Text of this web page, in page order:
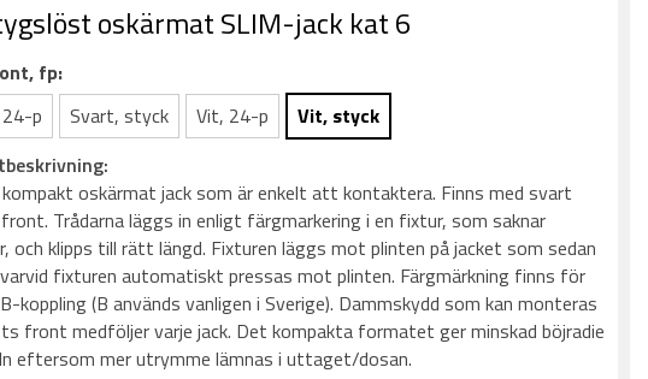
oskärmat SLIM-jack kat 6
fp:
p
Svart, styck Vit, 24-p
Vit, styck
oskärmat jack som är enkelt att kontaktera. Finns med svart
Trådarna läggs in enligt färgmarkering i en fixtur, som saknar
och klipps till rätt längd. Fixturen läggs mot plinten på jacket som sedan
fixturen automatiskt pressas mot plinten. Färgmärkning finns för
koppling (B används vanligen i Sverige). Dammskydd som kan monteras
front medföljer varje jack. Det kompakta formatet ger minskad böjradie
eftersom mer utrymme lämnas i uttaget/dosan.